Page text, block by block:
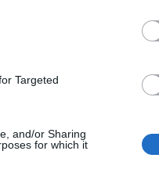
Targeted
and/or Sharing
for which it
στο
θα